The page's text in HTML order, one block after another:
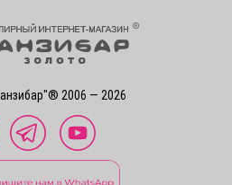
2006 — 2026